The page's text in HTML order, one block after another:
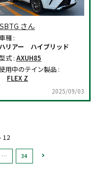
SBTG さん
種 :
ハリアー ハイブリッド
式 : AXUH85
用中のテイン製品 :
FLEX Z
2025/09/03
12
… 34